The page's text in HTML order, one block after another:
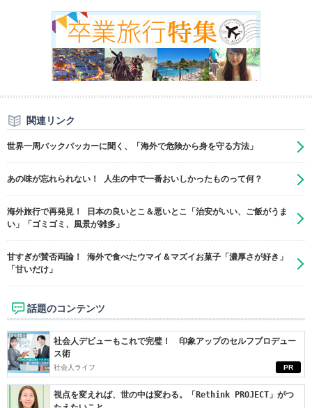
関連リンク
世界一周バックパッカーに聞く、「海外で危険から身を守る方法」
あの味が忘れられない！ 人生の中で一番おいしかったものって何？
海外旅行で再発見！ 日本の良いとこ＆悪いとこ「治安がいい、ご飯がうま
い」「ゴミゴミ、風景が雑多」
甘すぎが賛否両論！ 海外で食べたウマイ＆マズイお菓子「濃厚さが好き」
「甘いだけ」
話題のコンテンツ
PR
社会人デビューもこれで完璧！ 印象アップのセルフプロデュー
ス術
社会人ライフ
視点を変えれば、世の中は変わる。「Rethink PROJECT」がつ